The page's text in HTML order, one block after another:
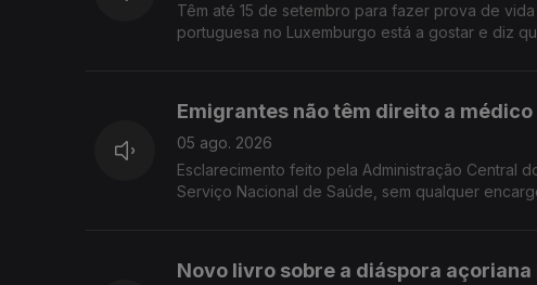
Têm até 15 de setembro para fazer prova de
portuguesa no Luxemburgo está a gostar e diz
Emigrantes não têm direito a
05 ago. 2026
Esclarecimento feito pela Administração Central
Serviço Nacional de Saúde, sem qualquer
Novo livro sobre a diáspora